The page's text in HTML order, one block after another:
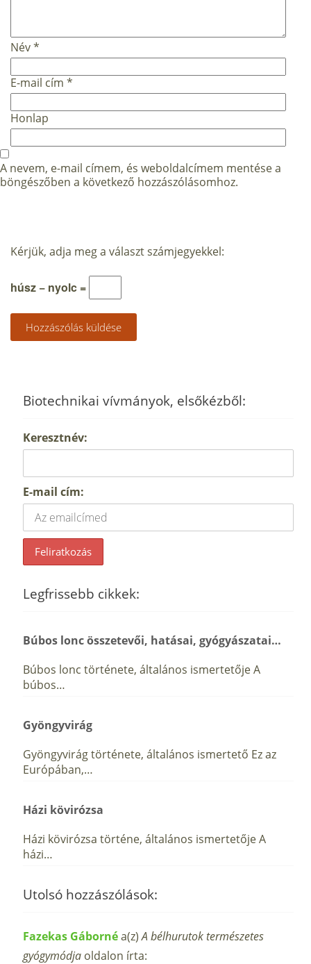
Név*
E-mail cím *
Honlap
A nevem, e-mail címem, és weboldalcímem mentése a
böngészőben a következő hozzászólásomhoz.
Kérjük, adja meg a választ számjegyekkel:
húsz − nyolc =
Biotechnikai vívmányok, elsőkézből:
Keresztnév:
E-mail cím:
Legfrissebb cikkek:
Búbos lonc összetevői, hatásai, gyógyászatai…
Búbos lonc története, általános ismertetője A
búbos…
Gyöngyvirág
Gyöngyvirág története, általános ismertető Ez az
Európában,…
Házi kövirózsa
Házi kövirózsa történe, általános ismertetője A
házi…
Utolsó hozzászólások:
Fazekas Gábornéa(z)A bélhurutok természetes
gyógymódja oldalon írta: